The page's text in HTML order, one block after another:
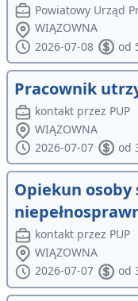
Powiatowy Urząd
WIĄZOWNA
2026-07-08
od
Pracownik
kontakt przez PUP
WIĄZOWNA
2026-07-07
od
Opiekun osoby
kontakt przez PUP
WIĄZOWNA
2026-07-07
od